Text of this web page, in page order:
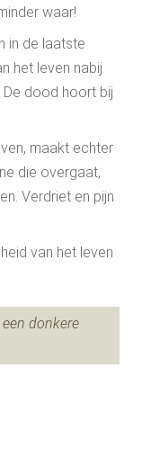
waar!
in de laatste
het leven nabij
De dood hoort bij
maakt echter
die overgaat,
Verdriet en pijn
van het leven
donkere